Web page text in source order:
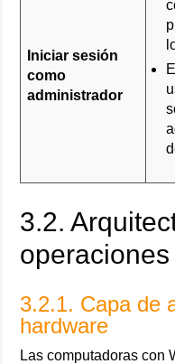
Iniciar sesión
como
administrador
3.2.
3.2.1. Capa de
hardware
Las computadoras con